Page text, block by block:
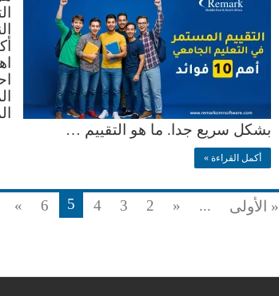
بشكل سريع جدا. ما هو التقييم …
أكمل القراءة »
« الأولى ...
«
2
3
4
5
6
»